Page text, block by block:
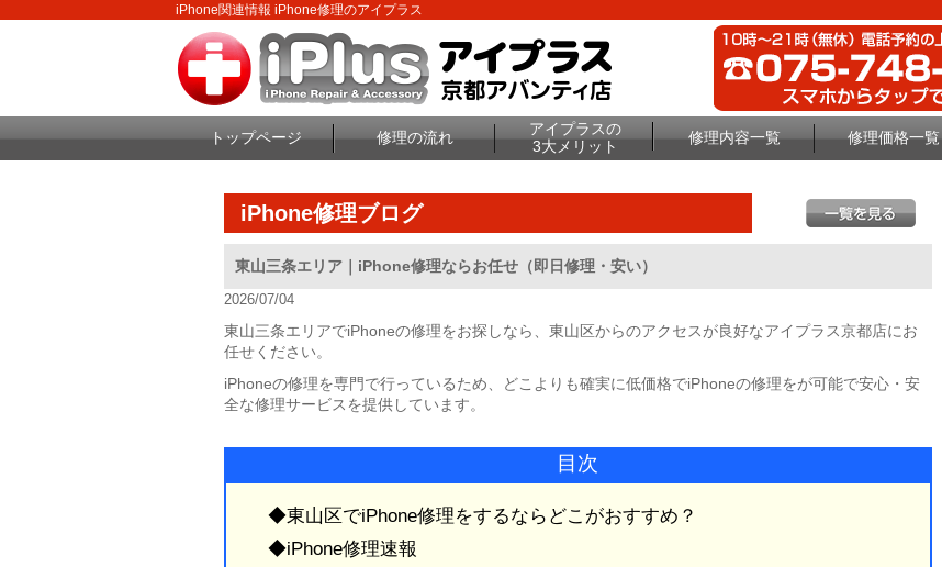
iPhone関連情報 iPhone修理のアイプラス
トップページ 修理の流れ
アイプラスの
3大メリット
修理内容一覧 修理価格一覧
iPhone修理ブログ
東山三条エリア｜iPhone修理ならお任せ（即日修理・安い）
2026/07/04
東山三条エリアでiPhoneの修理をお探しなら、東山区からのアクセスが良好なアイプラス京都店にお
任せください。
iPhoneの修理を専門で行っているため、どこよりも確実に低価格でiPhoneの修理をが可能で安心・安
全な修理サービスを提供しています。
目次
◆東山区でiPhone修理をするならどこがおすすめ？
◆iPhone修理速報